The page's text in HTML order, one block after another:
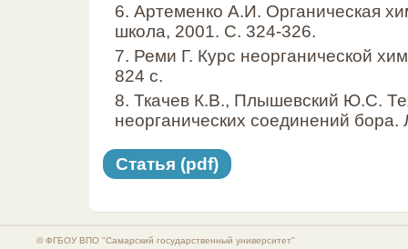
6. Артеменко А.И. Органическая
школа, 2001. С. 324-326.
7. Реми Г. Курс неорганической
824 с.
8. Ткачев К.В., Плышевский Ю.С.
неорганических соединений
Статья (pdf)
© ФГБОУ ВПО "Самарский государственный университет"